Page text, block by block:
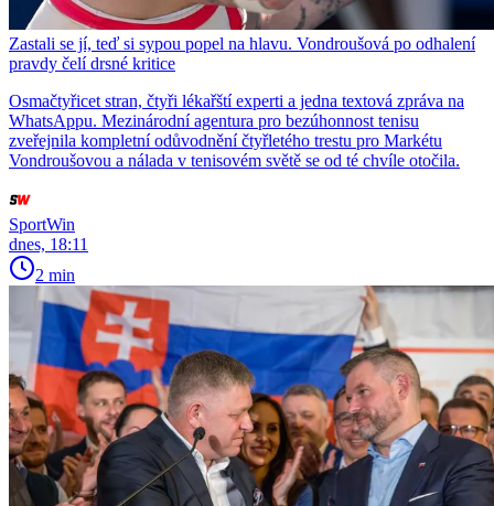
Zastali se jí, teď si sypou popel na hlavu. Vondroušová po odhalení
pravdy čelí drsné kritice
Osmačtyřicet stran, čtyři lékařští experti a jedna textová zpráva na
WhatsAppu. Mezinárodní agentura pro bezúhonnost tenisu
zveřejnila kompletní odůvodnění čtyřletého trestu pro Markétu
Vondroušovou a nálada v tenisovém světě se od té chvíle otočila.
SportWin
dnes, 18:11
2 min